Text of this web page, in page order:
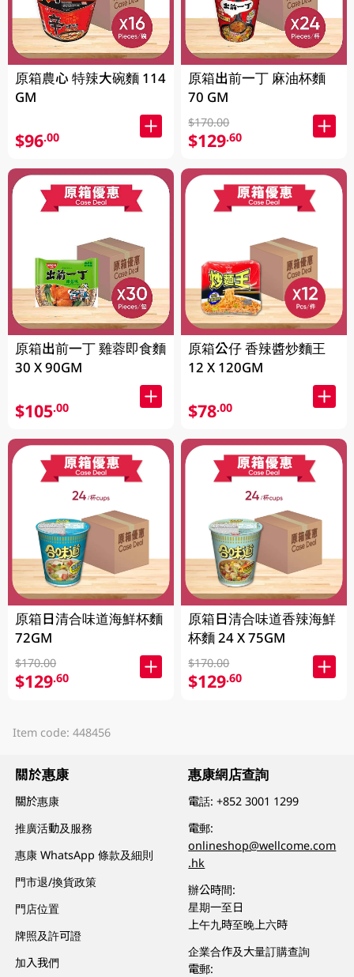
原箱農心 特辣大碗麵 114
GM
$96.00
原箱出前一丁 雞蓉即食麵
30 X 90GM
$105.00
原箱日清合味道海鮮杯麵
72GM
$170.00
$129.60
原箱出前一丁 麻油杯麵
70 GM
$170.00
$129.60
原箱公仔 香辣醬炒麵王
12 X 120GM
$78.00
原箱日清合味道香辣海鮮
杯麵 24 X 75GM
$170.00
$129.60
Item code: 448456
關於惠康
關於惠康
推廣活動及服務
惠康 WhatsApp 條款及細則
門市退/換貨政策
門店位置
牌照及許可證
加入我們
惠康網店查詢
電話:+852 3001 1299
電郵:
onlineshop@wellcome.com
.hk
辦公時間:
星期一至日
上午九時至晚上六時
企業合作及大量訂購查詢
電郵: